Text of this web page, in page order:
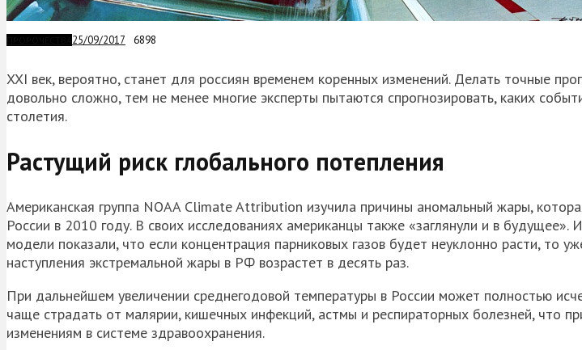
25/09/2017 6898
XXI век, вероятно, станет для россиян временем коренных изменений. Делать точные
довольно сложно, тем не менее многие эксперты пытаются спрогнозировать, каких
столетия.
Растущий риск глобального потепления
Американская группа NOAA Climate Attribution изучила причины аномальный жары,
России в 2010 году. В своих исследованиях американцы также «заглянули и в будущее».
модели показали, что если концентрация парниковых газов будет неуклонно расти, то
наступления экстремальной жары в РФ возрастет в десять раз.
При дальнейшем увеличении среднегодовой температуры в России может полностью
чаще страдать от малярии, кишечных инфекций, астмы и респираторных болезней, что
изменениям в системе здравоохранения.